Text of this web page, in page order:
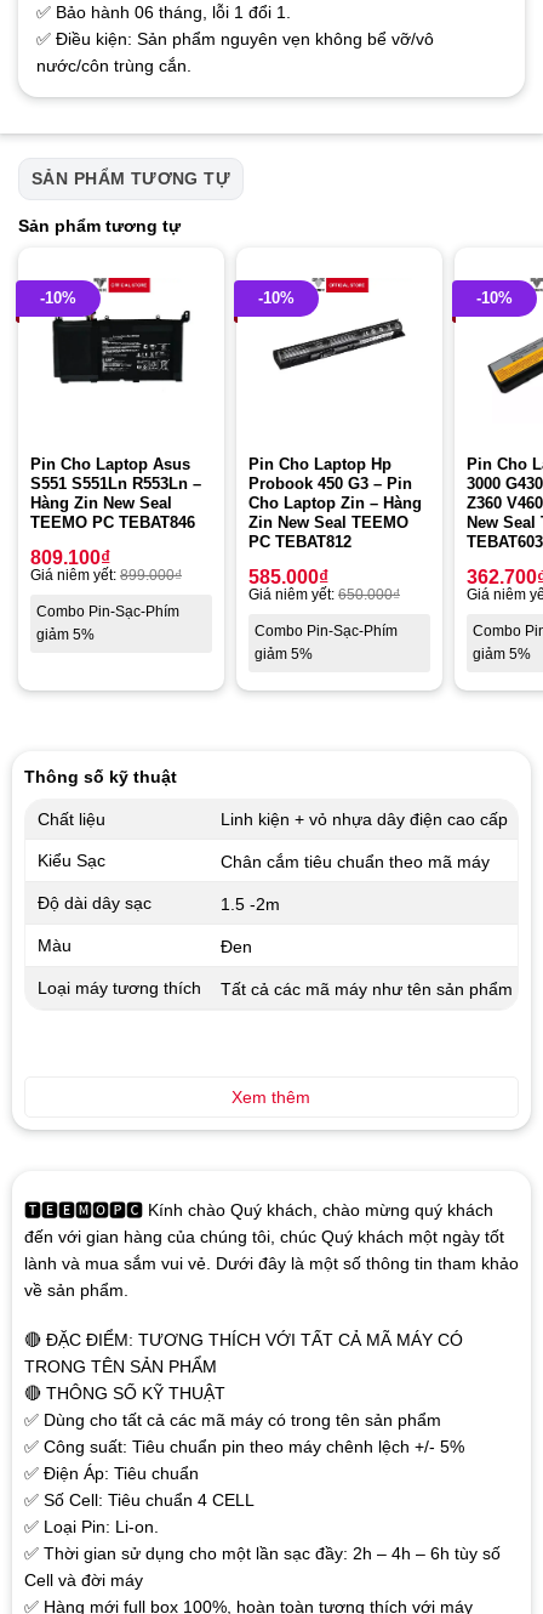
✅ Bảo hành 06 tháng, lỗi 1 đổi 1.
✅ Điều kiện: Sản phẩm nguyên vẹn không bể vỡ/vô
nước/côn trùng cắn.
SẢN PHẨM TƯƠNG TỰ
Sản phẩm tương tự
-10%
Pin Cho Laptop Asus
S551 S551Ln R553Ln –
Hàng Zin New Seal
TEEMO PC TEBAT846
809.100₫
Giá niêm yết: 899.000₫
Combo Pin-Sạc-Phím
giảm 5%
-10%
Pin Cho Laptop Hp
Probook 450 G3 – Pin
Cho Laptop Zin – Hàng
Zin New Seal TEEMO
PC TEBAT812
585.000₫
Giá niêm yết: 650.000₫
Combo Pin-Sạc-Phím
giảm 5%
-10%
Pin Cho
3000
Z360
New Seal
TEBAT603
362.700
Giá niêm
Combo
giảm 5%
🆃🅴🅴🅼🅾🅿🅲 Kính chào Quý khách, chào mừng quý khách
đến với gian hàng của chúng tôi, chúc Quý khách một ngày tốt
lành và mua sắm vui vẻ. Dưới đây là một số thông tin tham khảo
về sản phẩm.
🔴 ĐẶC ĐIỂM: TƯƠNG THÍCH VỚI TẤT CẢ MÃ MÁY CÓ
TRONG TÊN SẢN PHẨM
🔴 THÔNG SỐ KỸ THUẬT
✅ Dùng cho tất cả các mã máy có trong tên sản phẩm
✅ Công suất: Tiêu chuẩn pin theo máy chênh lệch +/- 5%
✅ Điện Áp: Tiêu chuẩn
✅ Số Cell: Tiêu chuẩn 4 CELL
✅ Loại Pin: Li-on.
✅ Thời gian sử dụng cho một lần sạc đầy: 2h – 4h – 6h tùy số
Cell và đời máy
✅ Hàng mới full box 100%, hoàn toàn tương thích với máy
Thông số kỹ thuật
Chất liệu Linh kiện + vỏ nhựa dây điện cao cấp
Kiểu Sạc Chân cắm tiêu chuẩn theo mã máy
Độ dài dây sạc 1.5 -2m
Màu Đen
Loại máy tương thích Tất cả các mã máy như tên sản phẩm
Xem thêm